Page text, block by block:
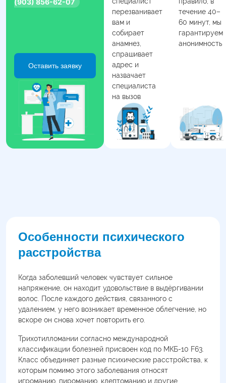
(903) 856-62-07
Оставить заявку
перезванивает
вам и
собирает
анамнез,
спрашивает
адрес и
назвачает
специалиста
на вызов
течение 40–
60 минут, мы
гарантируем
анонимность
Особенности психического
расстройства
Когда заболевший человек чувствует сильное
напряжение, он находит удовольствие в выдёргивании
волос. После каждого действия, связанного с
удалением, у него возникает временное облегчение, но
вскоре он снова хочет повторить его.
Трихотилломании согласно международной
классификации болезней присвоен код по МКБ-10 F63.
Класс объединяет разные психические расстройства, к
которым помимо этого заболевания относят
игроманию, пироманию, клептоманию и другие